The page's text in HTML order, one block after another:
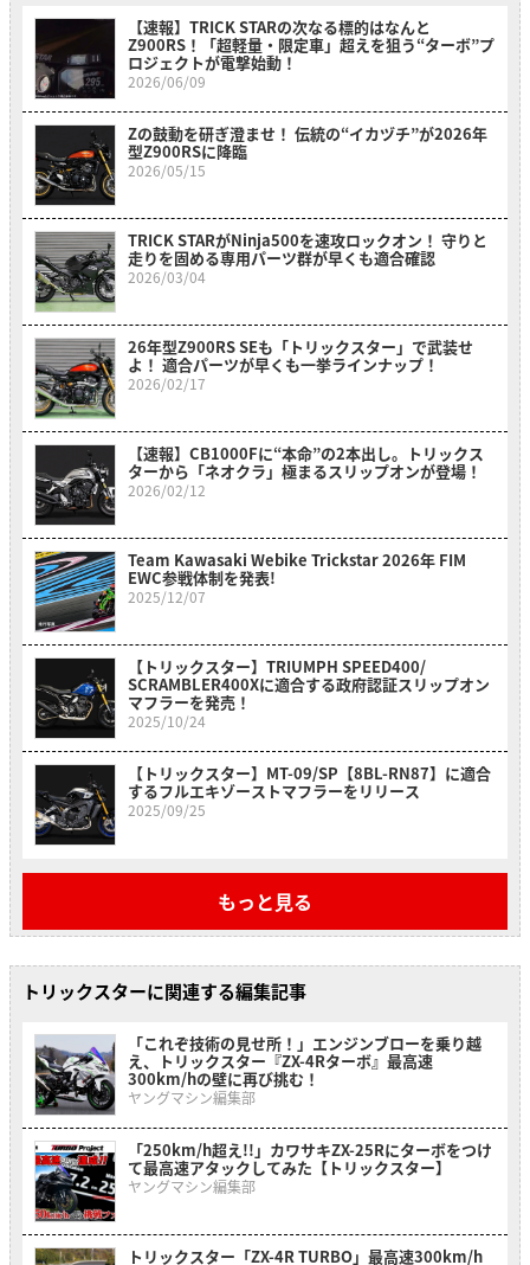
【速報】TRICK STARの次なる標的はなんと
Z900RS！「超軽量・限定車」超えを狙う“ターボ”プ
ロジェクトが電撃始動！
2026/06/09
Zの鼓動を研ぎ澄ませ！ 伝統の“イカヅチ”が2026年
型Z900RSに降臨
2026/05/15
TRICK STARがNinja500を速攻ロックオン！ 守りと
走りを固める専用パーツ群が早くも適合確認
2026/03/04
26年型Z900RS SEも「トリックスター」で武装せ
よ！ 適合パーツが早くも一挙ラインナップ！
2026/02/17
【速報】CB1000Fに“本命”の2本出し。トリックス
ターから「ネオクラ」極まるスリップオンが登場！
2026/02/12
Team Kawasaki Webike Trickstar 2026年 FIM
EWC参戦体制を発表!
2025/12/07
【トリックスター】TRIUMPH SPEED400/
SCRAMBLER400Xに適合する政府認証スリップオン
マフラーを発売！
2025/10/24
【トリックスター】MT-09/SP【8BL-RN87】に適合
するフルエキゾーストマフラーをリリース
2025/09/25
もっと見る
トリックスターに関連する編集記事
「これぞ技術の見せ所！」エンジンブローを乗り越
え、トリックスター『ZX-4Rターボ』最高速
300km/hの壁に再び挑む！
ヤングマシン編集部
「250km/h超え!!」カワサキZX-25Rにターボをつけ
て最高速アタックしてみた【トリックスター】
ヤングマシン編集部
トリックスター「ZX-4R TURBO」最高速300km/h